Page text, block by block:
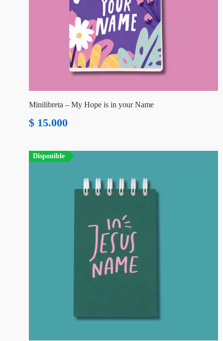
Minilibreta – My Hope is in your Name
$ 15.000
Disponible